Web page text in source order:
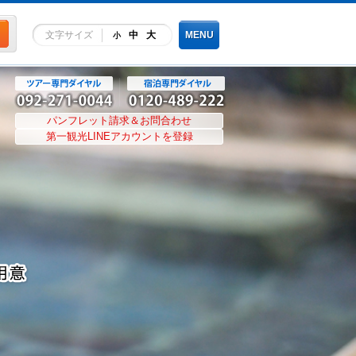
文字サイズ 小 中 大 MENU
パンフレット請求＆お問合わせ
第一観光LINEアカウントを登録